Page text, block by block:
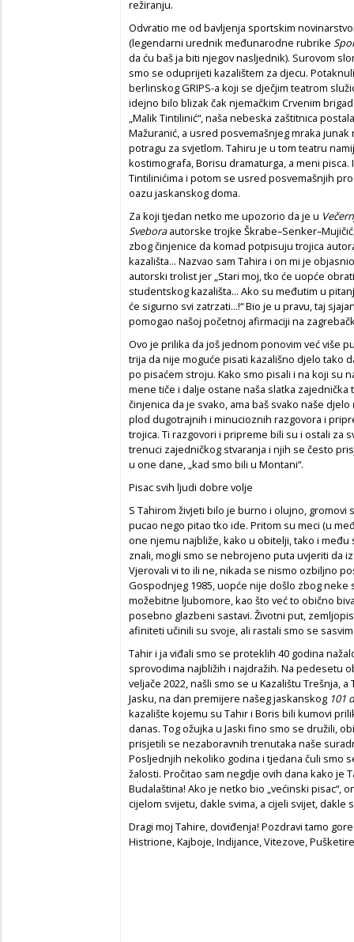
režiranju.
Odvratio me od bavljenja sportskim
(legendarni urednik međunarodne rubrike
da ću baš ja biti njegov nasljednik). Surovom
smo se oduprijeti kazalištem za djecu.
berlinskog GRIPS-a koji se dječjim teatrom
idejno bilo blizak čak njemačkim Crvenim
„Malik Tintilinić“, naša nebeska zaštitnica
Mažuranić, a usred posvemašnjeg mraka
potragu za svjetlom. Tahiru je u tom teatru
kostimografa, Borisu dramaturga, a meni pisca.
Tintilinićima i potom se usred posvemašnjih
oazu jaskanskog doma.
Za koji tjedan netko me upozorio da je u
Sveboraautorske trojke
zbog činjenice da komad potpisuju trojica
kazališta... Nazvao sam Tahira i on mi je
autorski trolist jer „Stari moj, tko će uopće
studentskog kazališta... Ako su međutim u
će sigurno svi zatrzati...!“ Bio je u pravu, taj
pomogao našoj početnoj afirmaciji na
Ovo je prilika da još jednom ponovim već više
trija da nije moguće pisati kazališno djelo tako
po pisaćem stroju. Kako smo pisali i na koji su
mene tiče i dalje ostane naša slatka
činjenica da je svako, ama baš svako naše
plod dugotrajnih i minucioznih razgovora i
trojica. Ti razgovori i pripreme bili su i ostali za
trenuci zajedničkog stvaranja i njih se često
u one dane, „kad smo bili u Montani“.
Pisac svih ljudi dobre volje
S Tahirom živjeti bilo je burno i olujno,
pucao nego pitao tko ide. Pritom su meci (u
one njemu najbliže, kako u obitelji, tako i
znali, mogli smo se nebrojeno puta uvjeriti da
Vjerovali vi to ili ne, nikada se nismo ozbiljno
Gospodnjeg 1985, uopće nije došlo zbog neke
možebitne ljubomore, kao što već to obično
posebno glazbeni sastavi. Životni put,
afiniteti učinili su svoje, ali rastali smo se
Tahir i ja viđali smo se proteklih 40 godina
sprovodima najbližih i najdražih. Na pedesetu
veljače 2022, našli smo se u Kazalištu Trešnja,
Jasku, na dan premijere našeg jaskanskog 101
kazalište kojemu su Tahir i Boris bili kumovi
danas. Tog ožujka u Jaski fino smo se družili,
prisjetili se nezaboravnih trenutaka naše
Posljednjih nekoliko godina i tjedana čuli smo
žalosti. Pročitao sam negdje ovih dana kako je
Budalaština! Ako je netko bio „većinski pisac“,
cijelom svijetu, dakle svima, a cijeli svijet,
Dragi moj Tahire, doviđenja! Pozdravi tamo
Histrione, Kajboje, Indijance, Vitezove,